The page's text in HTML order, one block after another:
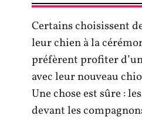
Certains choisissent
leur chien à la
préfèrent profiter
avec leur nouveau
Une chose est sûre :
devant les